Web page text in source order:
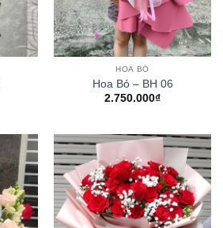
HOA BÓ
Hoa Bó – BH 06
2.750.000₫